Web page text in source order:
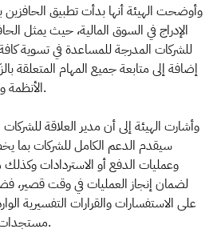
وأوضحت الهيئة أنها بدأت تطبيق
الإدراج في السوق المالية، حيث يمثل
للشركات المدرجة للمساعدة في تسوية
إضافة إلى متابعة جميع المهام المتعلقة
الأنظمة واللوائح الضريبية في المملكة.
وأشارت الهيئة إلى أن مدير العلاقة
سيقدم الدعم الكامل للشركات بما
وعمليات الدفع أو الاستردادات وكذلك
لضمان إنجاز العمليات في وقت قصير،
على الاستفسارات والقرارات التفسيرية
مستجدات تطرأ على اللوائح والأنظمة.